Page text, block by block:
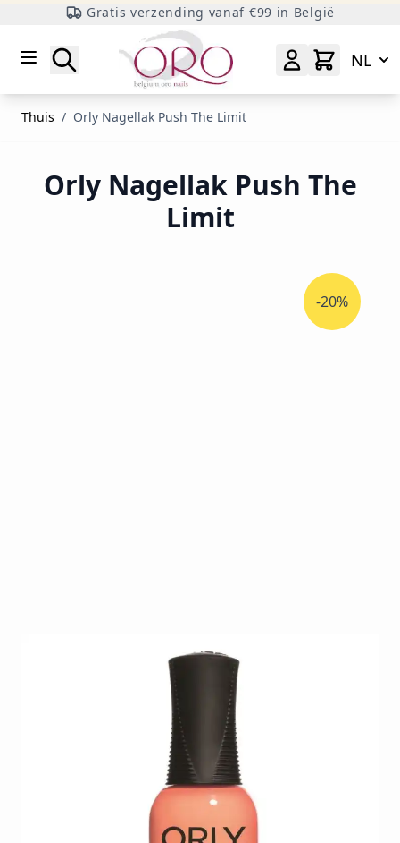
Gratis verzending vanaf €99 in België
Zoeken
NL
Thuis / Orly Nagellak Push The Limit
Orly Nagellak Push The
Limit
-20%
Dit zeer uitgebreide gamma biedt ieder wat wils. Na
30 jaar is Orly één van de marktleiders op gebied
van nagellak. Daar blijven ze jaar na jaar een
competitieve plaats behouden dankzij hun
vernieuwende en modieuze collecties die zij steeds